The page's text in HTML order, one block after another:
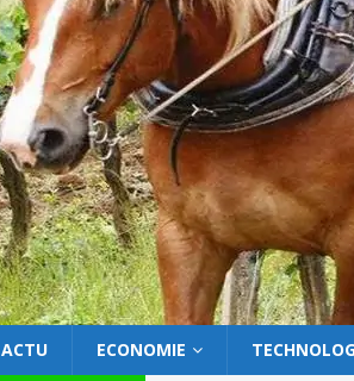
ACTU ECONOMIE